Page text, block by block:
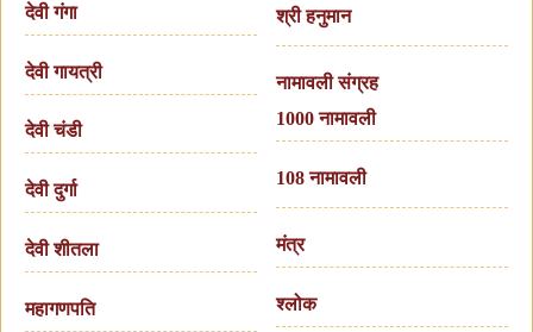
देवी गंगा
देवी गायत्री
देवी चंडी
देवी दुर्गा
देवी शीतला
महागणपति
श्री हनुमान
नामावली संग्रह
1000 नामावली
108 नामावली
मंत्र
श्लोक